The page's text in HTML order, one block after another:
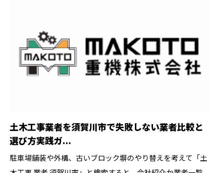
土木工事業者を須賀川市で失敗しない業者比較と
選び方実践ガ...
駐車場舗装や外構、古いブロック塀のやり替えを考えて「土